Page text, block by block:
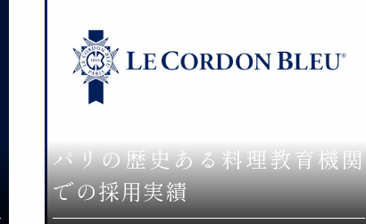
パリの歴史ある料理教育機関
での採用実績